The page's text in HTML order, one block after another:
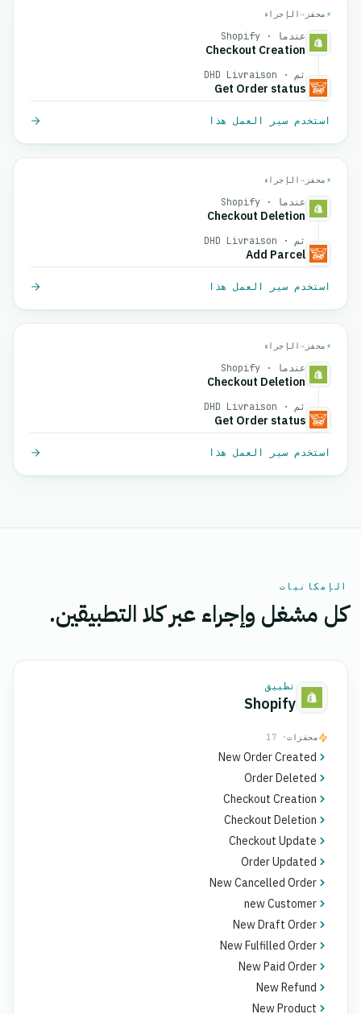
⚡ محفز →الإجراء
عندما · Shopify
Checkout Creation
ثم · DHD Livraison
Get Order status
استخدم سير العمل هذا
⚡ محفز →الإجراء
عندما · Shopify
Checkout Deletion
ثم · DHD Livraison
Add Parcel
استخدم سير العمل هذا
⚡ محفز →الإجراء
عندما · Shopify
Checkout Deletion
ثم · DHD Livraison
Get Order status
استخدم سير العمل هذا
الإمكانيات
كل مشغل وإجراء عبر كلا التطبيقين.
تطبيق
Shopify
محفزات· 17
New Order Created
Order Deleted
Checkout Creation
Checkout Deletion
Checkout Update
Order Updated
New Cancelled Order
new Customer
New Draft Order
New Fulfilled Order
New Paid Order
New Refund
New Product